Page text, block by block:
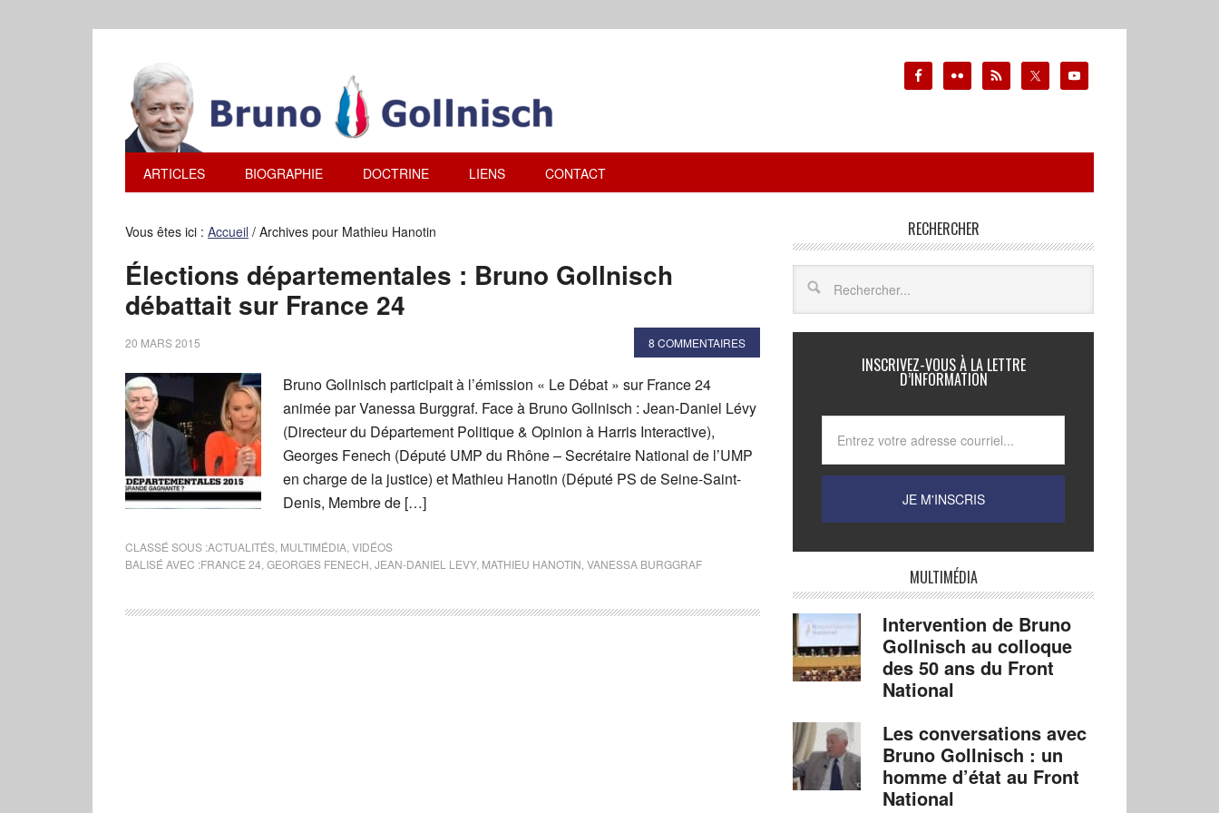
ARTICLES BIOGRAPHIE DOCTRINE LIENS CONTACT
Vous êtes ici : Accueil / Archives pour Mathieu Hanotin
Élections départementales : Bruno Gollnisch
débattait sur France 24
20 MARS 2015 8 COMMENTAIRES
Bruno Gollnisch participait à l’émission « Le Débat » sur France 24
animée par Vanessa Burggraf. Face à Bruno Gollnisch : Jean-Daniel Lévy
(Directeur du Département Politique & Opinion à Harris Interactive),
Georges Fenech (Député UMP du Rhône – Secrétaire National de l’UMP
en charge de la justice) et Mathieu Hanotin (Député PS de Seine-Saint-
Denis, Membre de […]
CLASSÉ SOUS :ACTUALITÉS MULTIMÉDIA VIDÉOS
BALISÉ AVEC :FRANCE 24 GEORGES FENECH JEAN-DANIEL LEVY, MATHIEU HANOTIN VANESSA BURGGRAF
RECHERCHER
INSCRIVEZ-VOUS À LA LETTRE
D’INFORMATION
MULTIMÉDIA
Intervention de Bruno
Gollnisch au colloque
des 50 ans du Front
National
Les conversations avec
Bruno Gollnisch : un
homme d’état au Front
National